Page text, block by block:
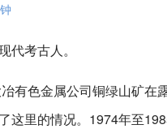
代考古人。
有色金属公司铜绿山矿
这里的情况。1974年至